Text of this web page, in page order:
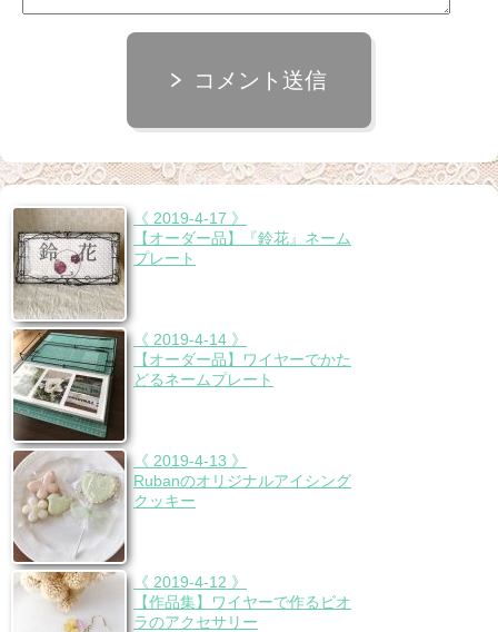
コメント送信
《 2019-4-17 》
【オーダー品】『鈴花』ネーム
プレート
《 2019-4-14 》
【オーダー品】ワイヤーでかた
どるネームプレート
《 2019-4-13 》
Rubanのオリジナルアイシング
クッキー
《 2019-4-12 》
【作品集】ワイヤーで作るビオ
ラのアクセサリー